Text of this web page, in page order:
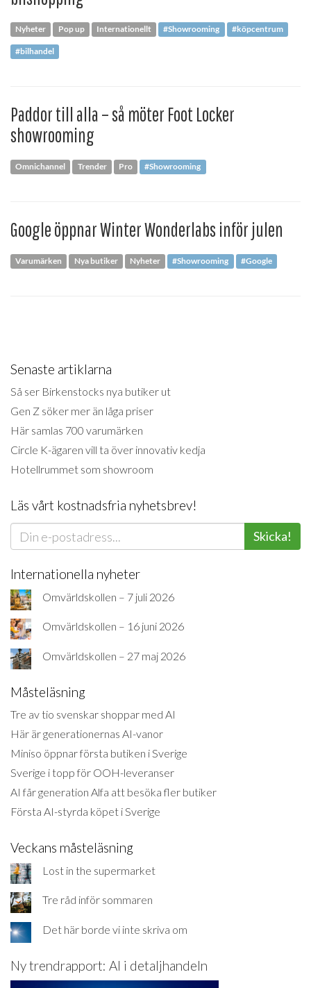
Nyheter Pop up Internationellt #Showrooming #köpcentrum
#bilhandel
Paddor till alla – så möter Foot Locker
showrooming
Omnichannel Trender Pro #Showrooming
Google öppnar Winter Wonderlabs inför julen
Varumärken Nya butiker Nyheter #Showrooming #Google
Senaste artiklarna
Så ser Birkenstocks nya butiker ut
Gen Z söker mer än låga priser
Här samlas 700 varumärken
Circle K-ägaren vill ta över innovativ kedja
Hotellrummet som showroom
Läs vårt kostnadsfria nyhetsbrev!
Skicka!
Internationella nyheter
Omvärldskollen – 7 juli 2026
Omvärldskollen – 16 juni 2026
Omvärldskollen – 27 maj 2026
Måsteläsning
Tre av tio svenskar shoppar med AI
Här är generationernas AI-vanor
Miniso öppnar första butiken i Sverige
Sverige i topp för OOH-leveranser
AI får generation Alfa att besöka fler butiker
Första AI-styrda köpet i Sverige
Veckans måsteläsning
Lost in the supermarket
Tre råd inför sommaren
Det här borde vi inte skriva om
Ny trendrapport: AI i detaljhandeln